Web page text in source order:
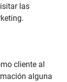
las
cliente al
alguna